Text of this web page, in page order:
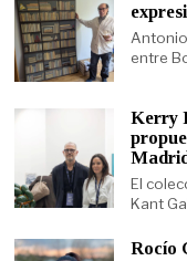
entre
Kerry
El
Kant
Rocío